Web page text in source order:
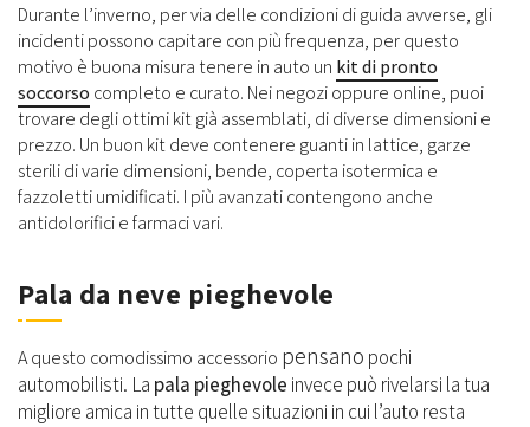
Durante l’inverno, per via delle condizioni di guida avverse, gli
incidenti possono capitare con più frequenza, per questo
motivo è buona misura tenere in auto un kit di pronto
soccorso completo e curato. Nei negozi oppure online, puoi
trovare degli ottimi kit già assemblati, di diverse dimensioni e
prezzo. Un buon kit deve contenere guanti in lattice, garze
sterili di varie dimensioni, bende, coperta isotermica e
fazzoletti umidificati. I più avanzati contengono anche
antidolorifici e farmaci vari.
Pala da neve pieghevole
A questo comodissimo accessorio pensano pochi
automobilisti. La pala pieghevole invece può rivelarsi la tua
migliore amica in tutte quelle situazioni in cui l’auto resta